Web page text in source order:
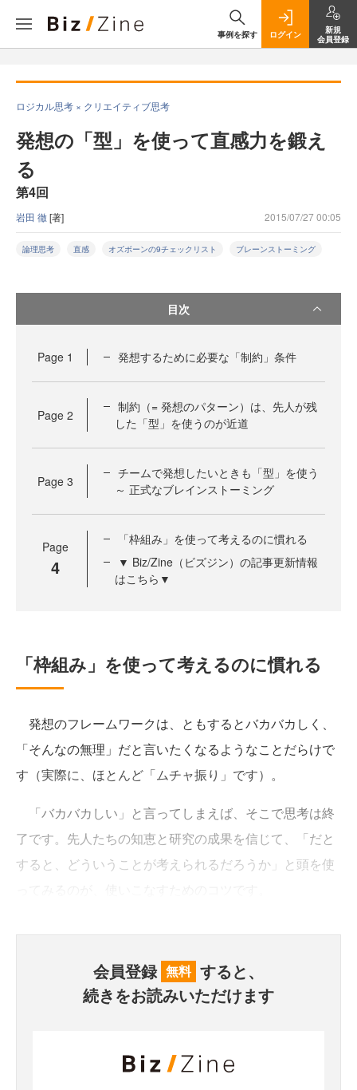
事例を探す ログイン
新規
会員登録
ロジカル思考 × クリエイティブ思考
発想の「型」を使って直感力を鍛え
る
第4回
岩田 徹[著] 2015/07/27 00:05
論理思考 直感 オズボーンの9チェックリスト ブレーンストーミング
目次
Page 1 発想するために必要な「制約」条件
Page 2
制約（= 発想のパターン）は、先人が残
した「型」を使うのが近道
Page 3
チームで発想したいときも「型」を使う
～ 正式なブレインストーミング
Page
4
「枠組み」を使って考えるのに慣れる
▼ Biz/Zine（ビズジン）の記事更新情報
はこちら▼
「枠組み」を使って考えるのに慣れる
発想のフレームワークは、ともするとバカバカしく、
「そんなの無理」だと言いたくなるようなことだらけで
す（実際に、ほとんど「ムチャ振り」です）。
「バカバカしい」と言ってしまえば、そこで思考は終
了です。先人たちの知恵と研究の成果を信じて、「だと
すると、どういうことが考えられるだろうか」と頭を使
会員登録 無料 すると、
続きをお読みいただけます